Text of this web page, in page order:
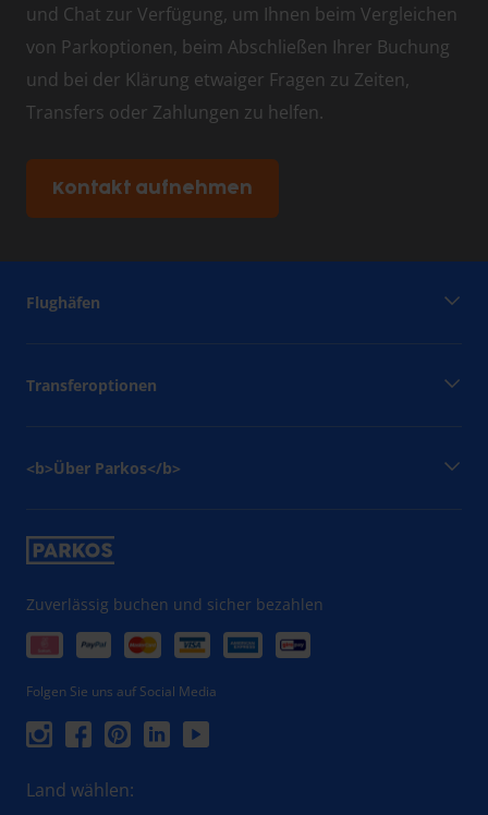
und Chat zur Verfügung, um Ihnen beim Vergleichen
von Parkoptionen, beim Abschließen Ihrer Buchung
und bei der Klärung etwaiger Fragen zu Zeiten,
Transfers oder Zahlungen zu helfen.
Kontakt aufnehmen
Zuverlässig buchen und sicher bezahlen
Folgen Sie uns auf Social Media
Land wählen:
Flughäfen
Transferoptionen
<b>Über Parkos</b>